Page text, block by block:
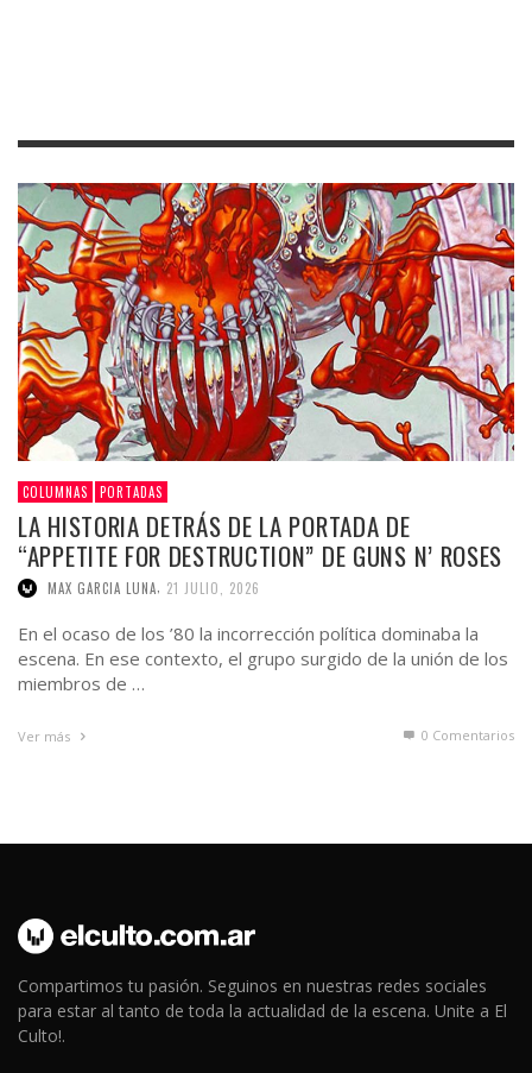
COLUMNAS PORTADAS
LA HISTORIA DETRÁS DE LA PORTADA DE
“APPETITE FOR DESTRUCTION” DE GUNS N’ ROSES
MAX GARCIA LUNA 21 JULIO, 2026
En el ocaso de los ’80 la incorrección política dominaba la
escena. En ese contexto, el grupo surgido de la unión de los
miembros de …
Ver más 0 Comentarios
Compartimos tu pasión. Seguinos en nuestras redes sociales
para estar al tanto de toda la actualidad de la escena. Unite a El
Culto!.